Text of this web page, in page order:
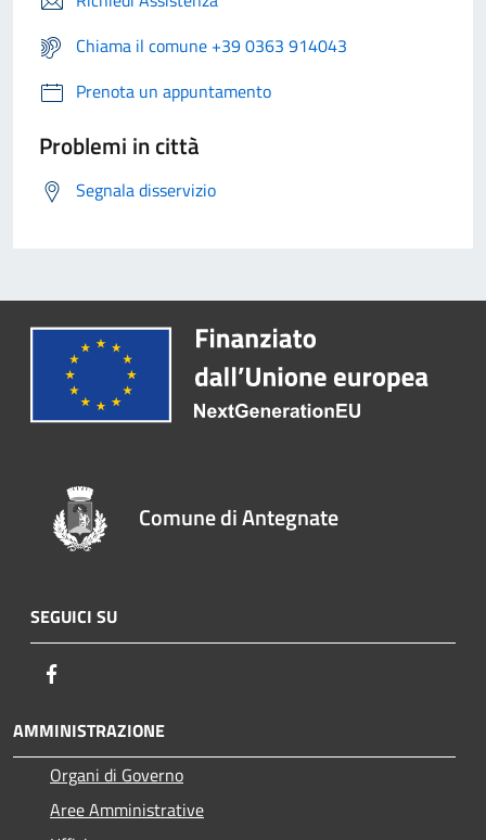
Chiama il comune +39 0363 914043
Prenota un appuntamento
Problemi in città
Segnala disservizio
Comune di Antegnate
SEGUICI SU
AMMINISTRAZIONE
Organi di Governo
Aree Amministrative